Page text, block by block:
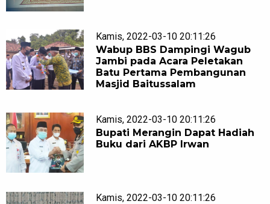
Kamis, 2022-03-10 20:11:26
Wabup BBS Dampingi Wagub
Jambi pada Acara Peletakan
Batu Pertama Pembangunan
Masjid Baitussalam
Kamis, 2022-03-10 20:11:26
Bupati Merangin Dapat Hadiah
Buku dari AKBP Irwan
Kamis, 2022-03-10 20:11:26